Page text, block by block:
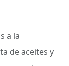
a la
de aceites y